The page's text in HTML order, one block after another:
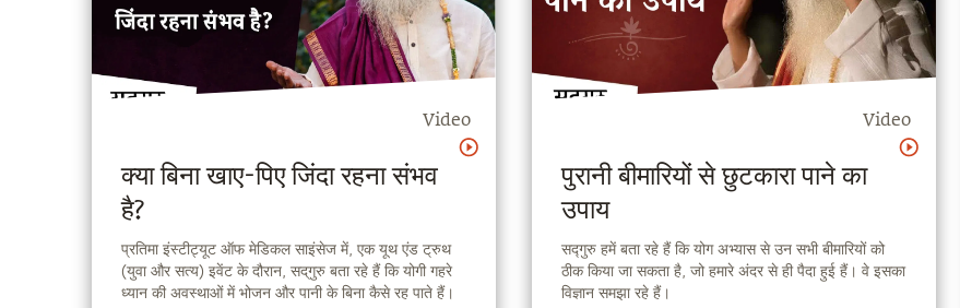
Video
क्या बिना खाए-पिए जिंदा रहना संभव
है?
प्रतिमा इंस्टीट्यूट ऑफ मेडिकल साइंसेज में, एक यूथ एंड ट्रुथ
(युवा और सत्य) इवेंट के दौरान, सद्‌गुरु बता रहे हैं कि योगी गहरे
ध्यान की अवस्थाओं में भोजन और पानी के बिना कैसे रह पाते हैं।
Video
पुरानी बीमारियों से छुटकारा पाने का
उपाय
सद्गुरु हमें बता रहे हैं कि योग अभ्यास से उन सभी बीमारियों को
ठीक किया जा सकता है, जो हमारे अंदर से ही पैदा हुई हैं। वे इसका
विज्ञान समझा रहे हैं।